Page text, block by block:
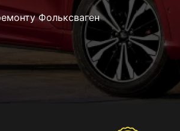
Фольксваген